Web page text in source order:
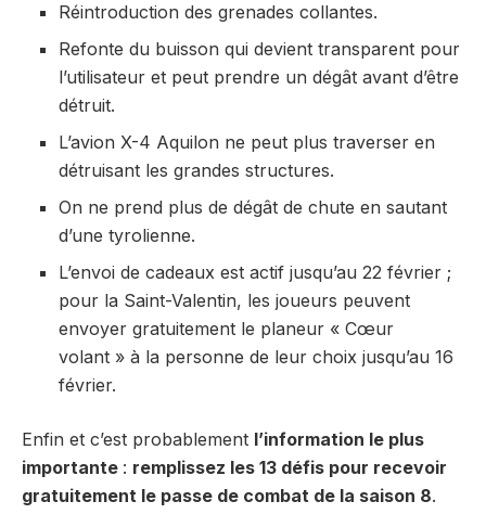
Réintroduction des grenades collantes.
Refonte du buisson qui devient transparent pour
l’utilisateur et peut prendre un dégât avant d’être
détruit.
L’avion X-4 Aquilon ne peut plus traverser en
détruisant les grandes structures.
On ne prend plus de dégât de chute en sautant
d’une tyrolienne.
L’envoi de cadeaux est actif jusqu’au 22 février ;
pour la Saint-Valentin, les joueurs peuvent
envoyer gratuitement le planeur « Cœur
volant » à la personne de leur choix jusqu’au 16
février.
Enfin et c’est probablement l’information le plus
importante : remplissez les 13 défis pour recevoir
gratuitement le passe de combat de la saison 8.